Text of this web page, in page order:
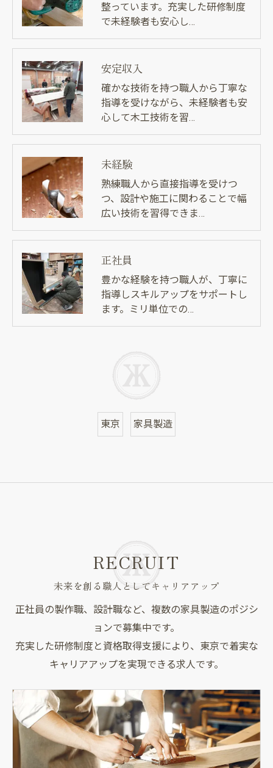
整っています。充実した研修制度
で未経験者も安心し…
安定収入
確かな技術を持つ職人から丁寧な
指導を受けながら、未経験者も安
心して木工技術を習…
未経験
熟練職人から直接指導を受けつ
つ、設計や施工に関わることで幅
広い技術を習得できま…
正社員
豊かな経験を持つ職人が、丁寧に
指導しスキルアップをサポートし
ます。ミリ単位での…
東京 家具製造
未来を創る職人としてキャリアアップ
RECRUIT
正社員の製作職、設計職など、複数の家具製造のポジシ
ョンで募集中です。
充実した研修制度と資格取得支援により、東京で着実な
キャリアアップを実現できる求人です。